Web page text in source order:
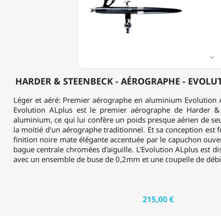
HARDER & STEENBECK - AÉROGRAPHE -

Léger et aéré: Premier aérographe en aluminium Evolution
Evolution ALplus est le premier aérographe de Harder
aluminium, ce qui lui confère un poids presque aérien de
la moitié d'un aérographe traditionnel. Et sa conception est
finition noire mate élégante accentuée par le capuchon
bague centrale chromées d'aiguille. L'Evolution ALplus est
avec un ensemble de buse de 0,2mm et une coupelle de
215,00 €